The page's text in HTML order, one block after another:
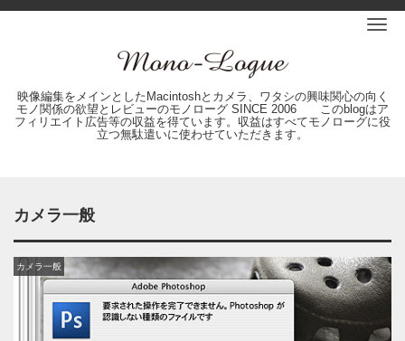
映像編集をメインとしたMacintoshとカメラ、ワタシの興味関心の向く
モノ関係の欲望とレビューのモノローグ SINCE 2006 このblogはア
フィリエイト広告等の収益を得ています。収益はすべてモノローグに役
立つ無駄遣いに使わせていただきます。
カメラ一般
カメラ一般